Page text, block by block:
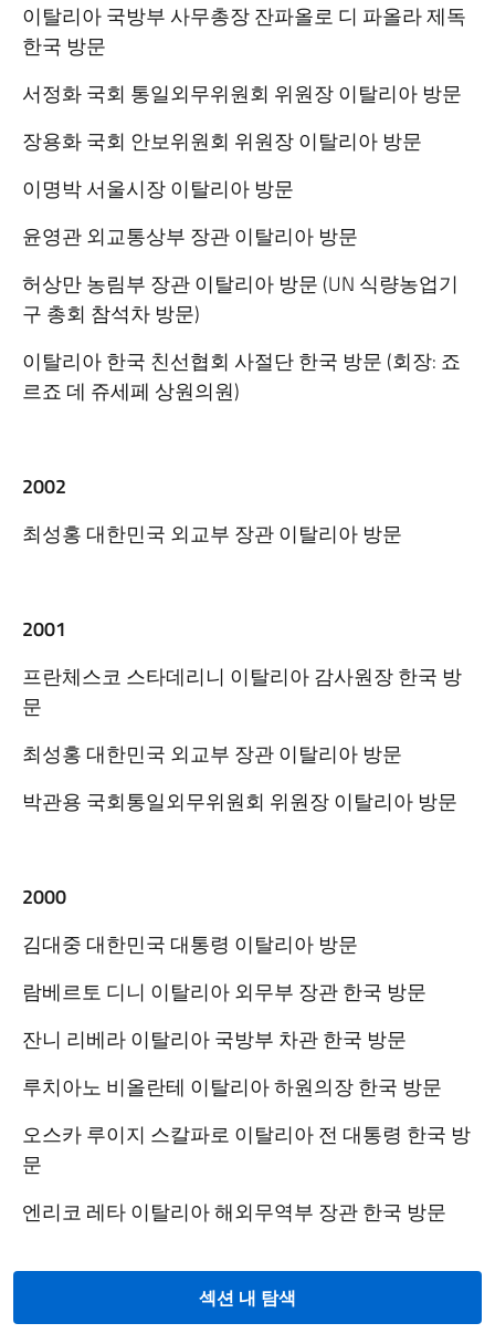
이탈리아 국방부 사무총장 잔파올로 디 파올라 제독
한국 방문
서정화 국회 통일외무위원회 위원장 이탈리아 방문
장용화 국회 안보위원회 위원장 이탈리아 방문
이명박 서울시장 이탈리아 방문
윤영관 외교통상부 장관 이탈리아 방문
허상만 농림부 장관 이탈리아 방문 (UN 식량농업기
구 총회 참석차 방문)
이탈리아 한국 친선협회 사절단 한국 방문 (회장: 죠
르죠 데 쥬세페 상원의원)
2002
최성홍 대한민국 외교부 장관 이탈리아 방문
2001
프란체스코 스타데리니 이탈리아 감사원장 한국 방
문
최성홍 대한민국 외교부 장관 이탈리아 방문
박관용 국회통일외무위원회 위원장 이탈리아 방문
2000
김대중 대한민국 대통령 이탈리아 방문
람베르토 디니 이탈리아 외무부 장관 한국 방문
잔니 리베라 이탈리아 국방부 차관 한국 방문
루치아노 비올란테 이탈리아 하원의장 한국 방문
오스카 루이지 스칼파로 이탈리아 전 대통령 한국 방
문
엔리코 레타 이탈리아 해외무역부 장관 한국 방문
섹션 내 탐색